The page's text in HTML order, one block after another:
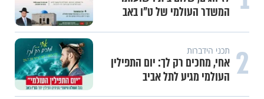
המשדר העולמי של ט"ו באב
2 תכני הידברות
אחי, מחכים רק לך: יום התפילין
העולמי מגיע לתל אביב